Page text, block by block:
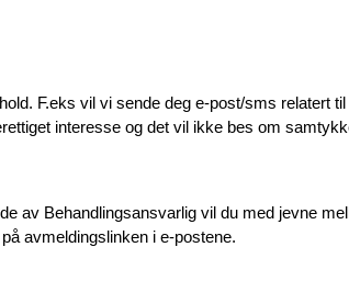
F.eks vil vi sende deg e-post/sms relatert
interesse og det vil ikke bes om
av Behandlingsansvarlig vil du med jevne
avmeldingslinken i e-postene.